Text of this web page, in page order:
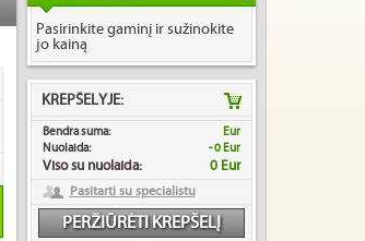
Pasirinkite gaminį ir sužinokite
jo kainą
KREPŠELYJE:
Bendra suma:
Eur
Nuolaida:
- 0 Eur
Viso su nuolaida: 0 Eur
Pasitarti su specialistu
PERŽIŪRĖTI KREPŠELĮ